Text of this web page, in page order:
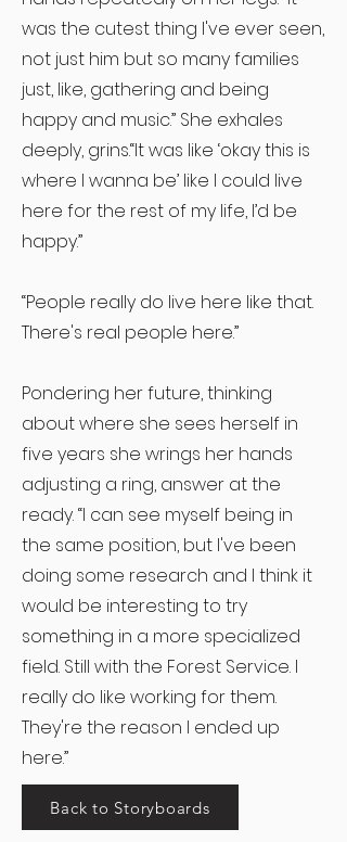
was the cutest thing I've ever seen,
not just him but so many families
just, like, gathering and being
happy and music.” She exhales
deeply, grins.“It was like ‘okay this is
where I wanna be’ like I could live
here for the rest of my life, I’d be
happy.”
“People really do live here like that.
There's real people here.”
Pondering her future, thinking
about where she sees herself in
five years she wrings her hands
adjusting a ring, answer at the
ready. “I can see myself being in
the same position, but I've been
doing some research and I think it
would be interesting to try
something in a more specialized
field. Still with the Forest Service. I
really do like working for them.
They're the reason I ended up
here.”
Back to Storyboards